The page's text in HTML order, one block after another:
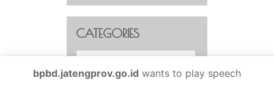
CATEGORIES
Categories
bpbd.jatengprov.go.id wants to play speech